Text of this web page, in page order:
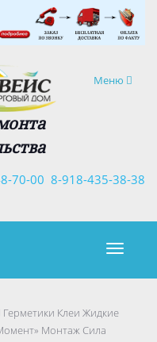
Навигация
Меню
8-918-435-38-38
70-00
×
Герметики Клеи Жидкие
Монтаж Сила